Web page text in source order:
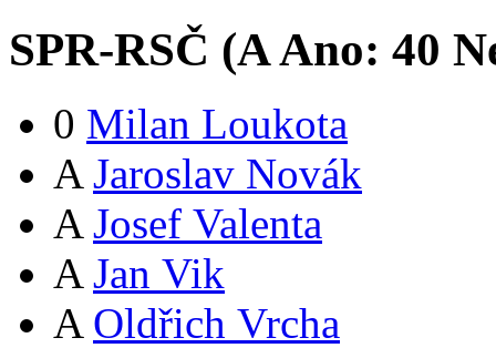
SPR-RSČ (AAno: 40
0 Milan Loukota
A Jaroslav Novák
A Josef Valenta
A Jan Vik
A Oldřich Vrcha